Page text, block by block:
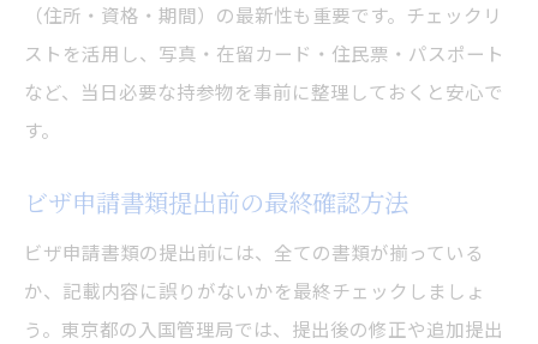
（住所・資格・期間）の最新性も重要です。チェックリ
ストを活用し、写真・在留カード・住民票・パスポート
など、当日必要な持参物を事前に整理しておくと安心で
す。
ビザ申請書類提出前の最終確認方法
ビザ申請書類の提出前には、全ての書類が揃っている
か、記載内容に誤りがないかを最終チェックしましょ
う。東京都の入国管理局では、提出後の修正や追加提出